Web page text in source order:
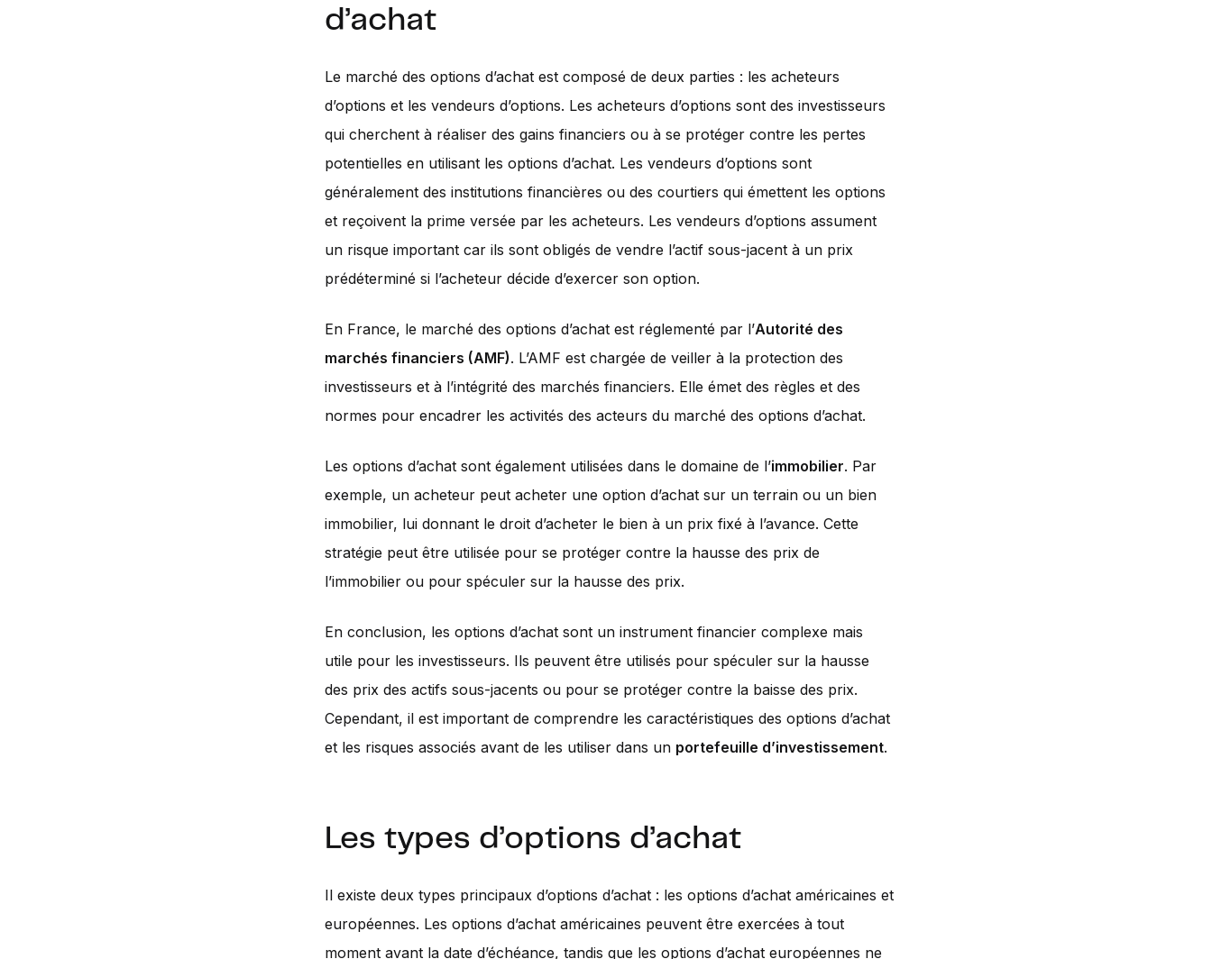
d’achat
Le marché des options d’achat est composé de deux parties : les acheteurs
d’options et les vendeurs d’options. Les acheteurs d’options sont des investisseurs
qui cherchent à réaliser des gains financiers ou à se protéger contre les pertes
potentielles en utilisant les options d’achat. Les vendeurs d’options sont
généralement des institutions financières ou des courtiers qui émettent les options
et reçoivent la prime versée par les acheteurs. Les vendeurs d’options assument
un risque important car ils sont obligés de vendre l’actif sous-jacent à un prix
prédéterminé si l’acheteur décide d’exercer son option.
En France, le marché des options d’achat est réglementé par l’Autorité des
marchés financiers (AMF). L’AMF est chargée de veiller à la protection des
investisseurs et à l’intégrité des marchés financiers. Elle émet des règles et des
normes pour encadrer les activités des acteurs du marché des options d’achat.
Les options d’achat sont également utilisées dans le domaine de l’immobilier. Par
exemple, un acheteur peut acheter une option d’achat sur un terrain ou un bien
immobilier, lui donnant le droit d’acheter le bien à un prix fixé à l’avance. Cette
stratégie peut être utilisée pour se protéger contre la hausse des prix de
l’immobilier ou pour spéculer sur la hausse des prix.
En conclusion, les options d’achat sont un instrument financier complexe mais
utile pour les investisseurs. Ils peuvent être utilisés pour spéculer sur la hausse
des prix des actifs sous-jacents ou pour se protéger contre la baisse des prix.
Cependant, il est important de comprendre les caractéristiques des options d’achat
et les risques associés avant de les utiliser dans un portefeuille d’investissement.
Les types d’options d’achat
Il existe deux types principaux d’options d’achat : les options d’achat américaines et
européennes. Les options d’achat américaines peuvent être exercées à tout
moment avant la date d’échéance, tandis que les options d’achat européennes ne